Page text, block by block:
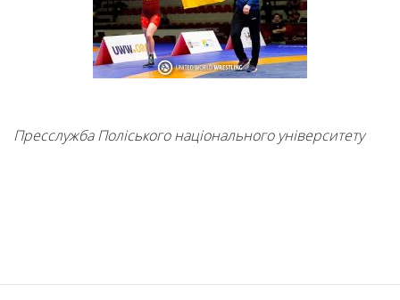
Пресслужба Поліського національного університету